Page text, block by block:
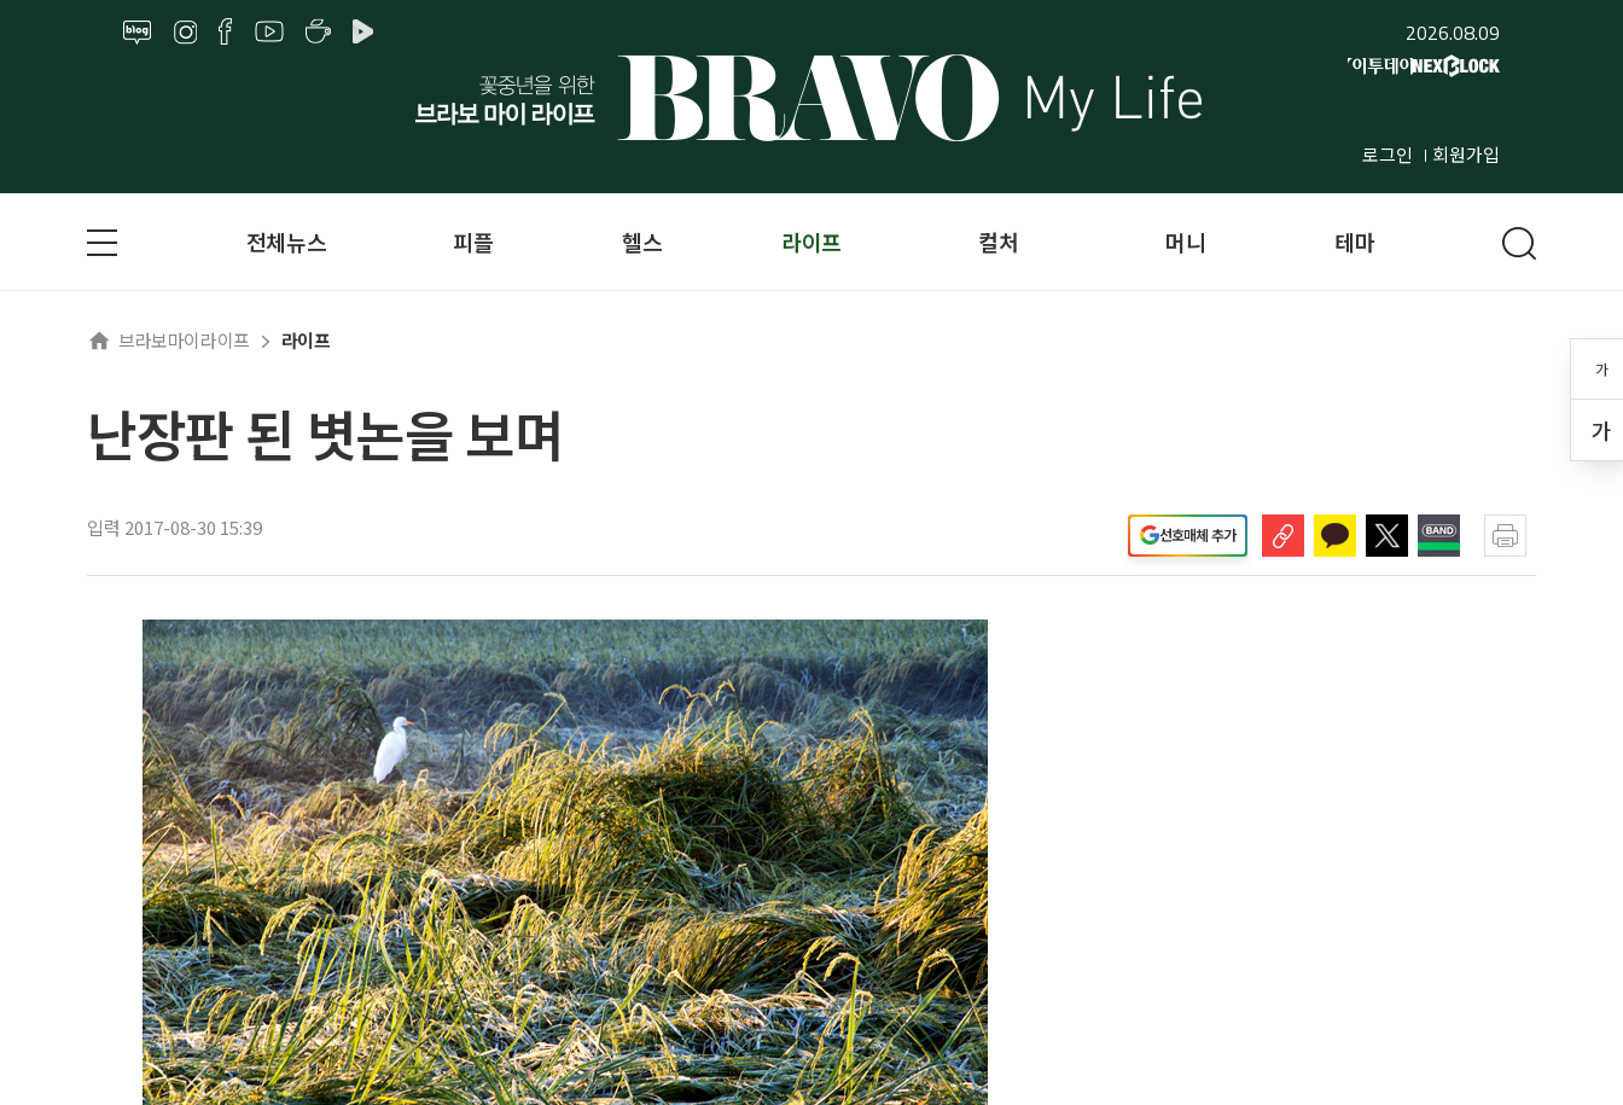
2026.08.09
로그인 회원가입
가
가
전체뉴스 피플 헬스 라이프 컬처 머니 테마
브라보마이라이프 라이프
난장판 된 볏논을 보며
입력 2017-08-30 15:39 선호매체 추가